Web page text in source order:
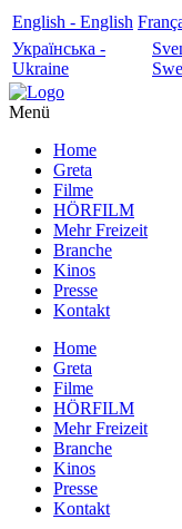
English - English
Українська -
Ukraine
Menü
Home
Greta
Filme
HÖRFILM
Mehr Freizeit
Branche
Kinos
Presse
Kontakt
Home
Greta
Filme
HÖRFILM
Mehr Freizeit
Branche
Kinos
Presse
Kontakt